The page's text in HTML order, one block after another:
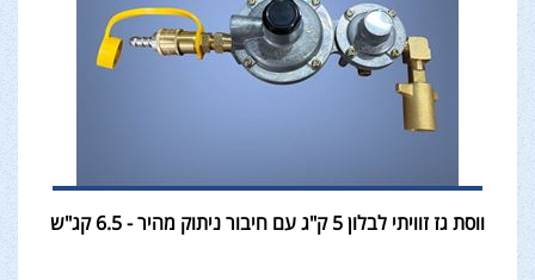
ווסת גז זוויתי לבלון 5 ק"ג עם חיבור ניתוק מהיר - 6.5 קג"ש